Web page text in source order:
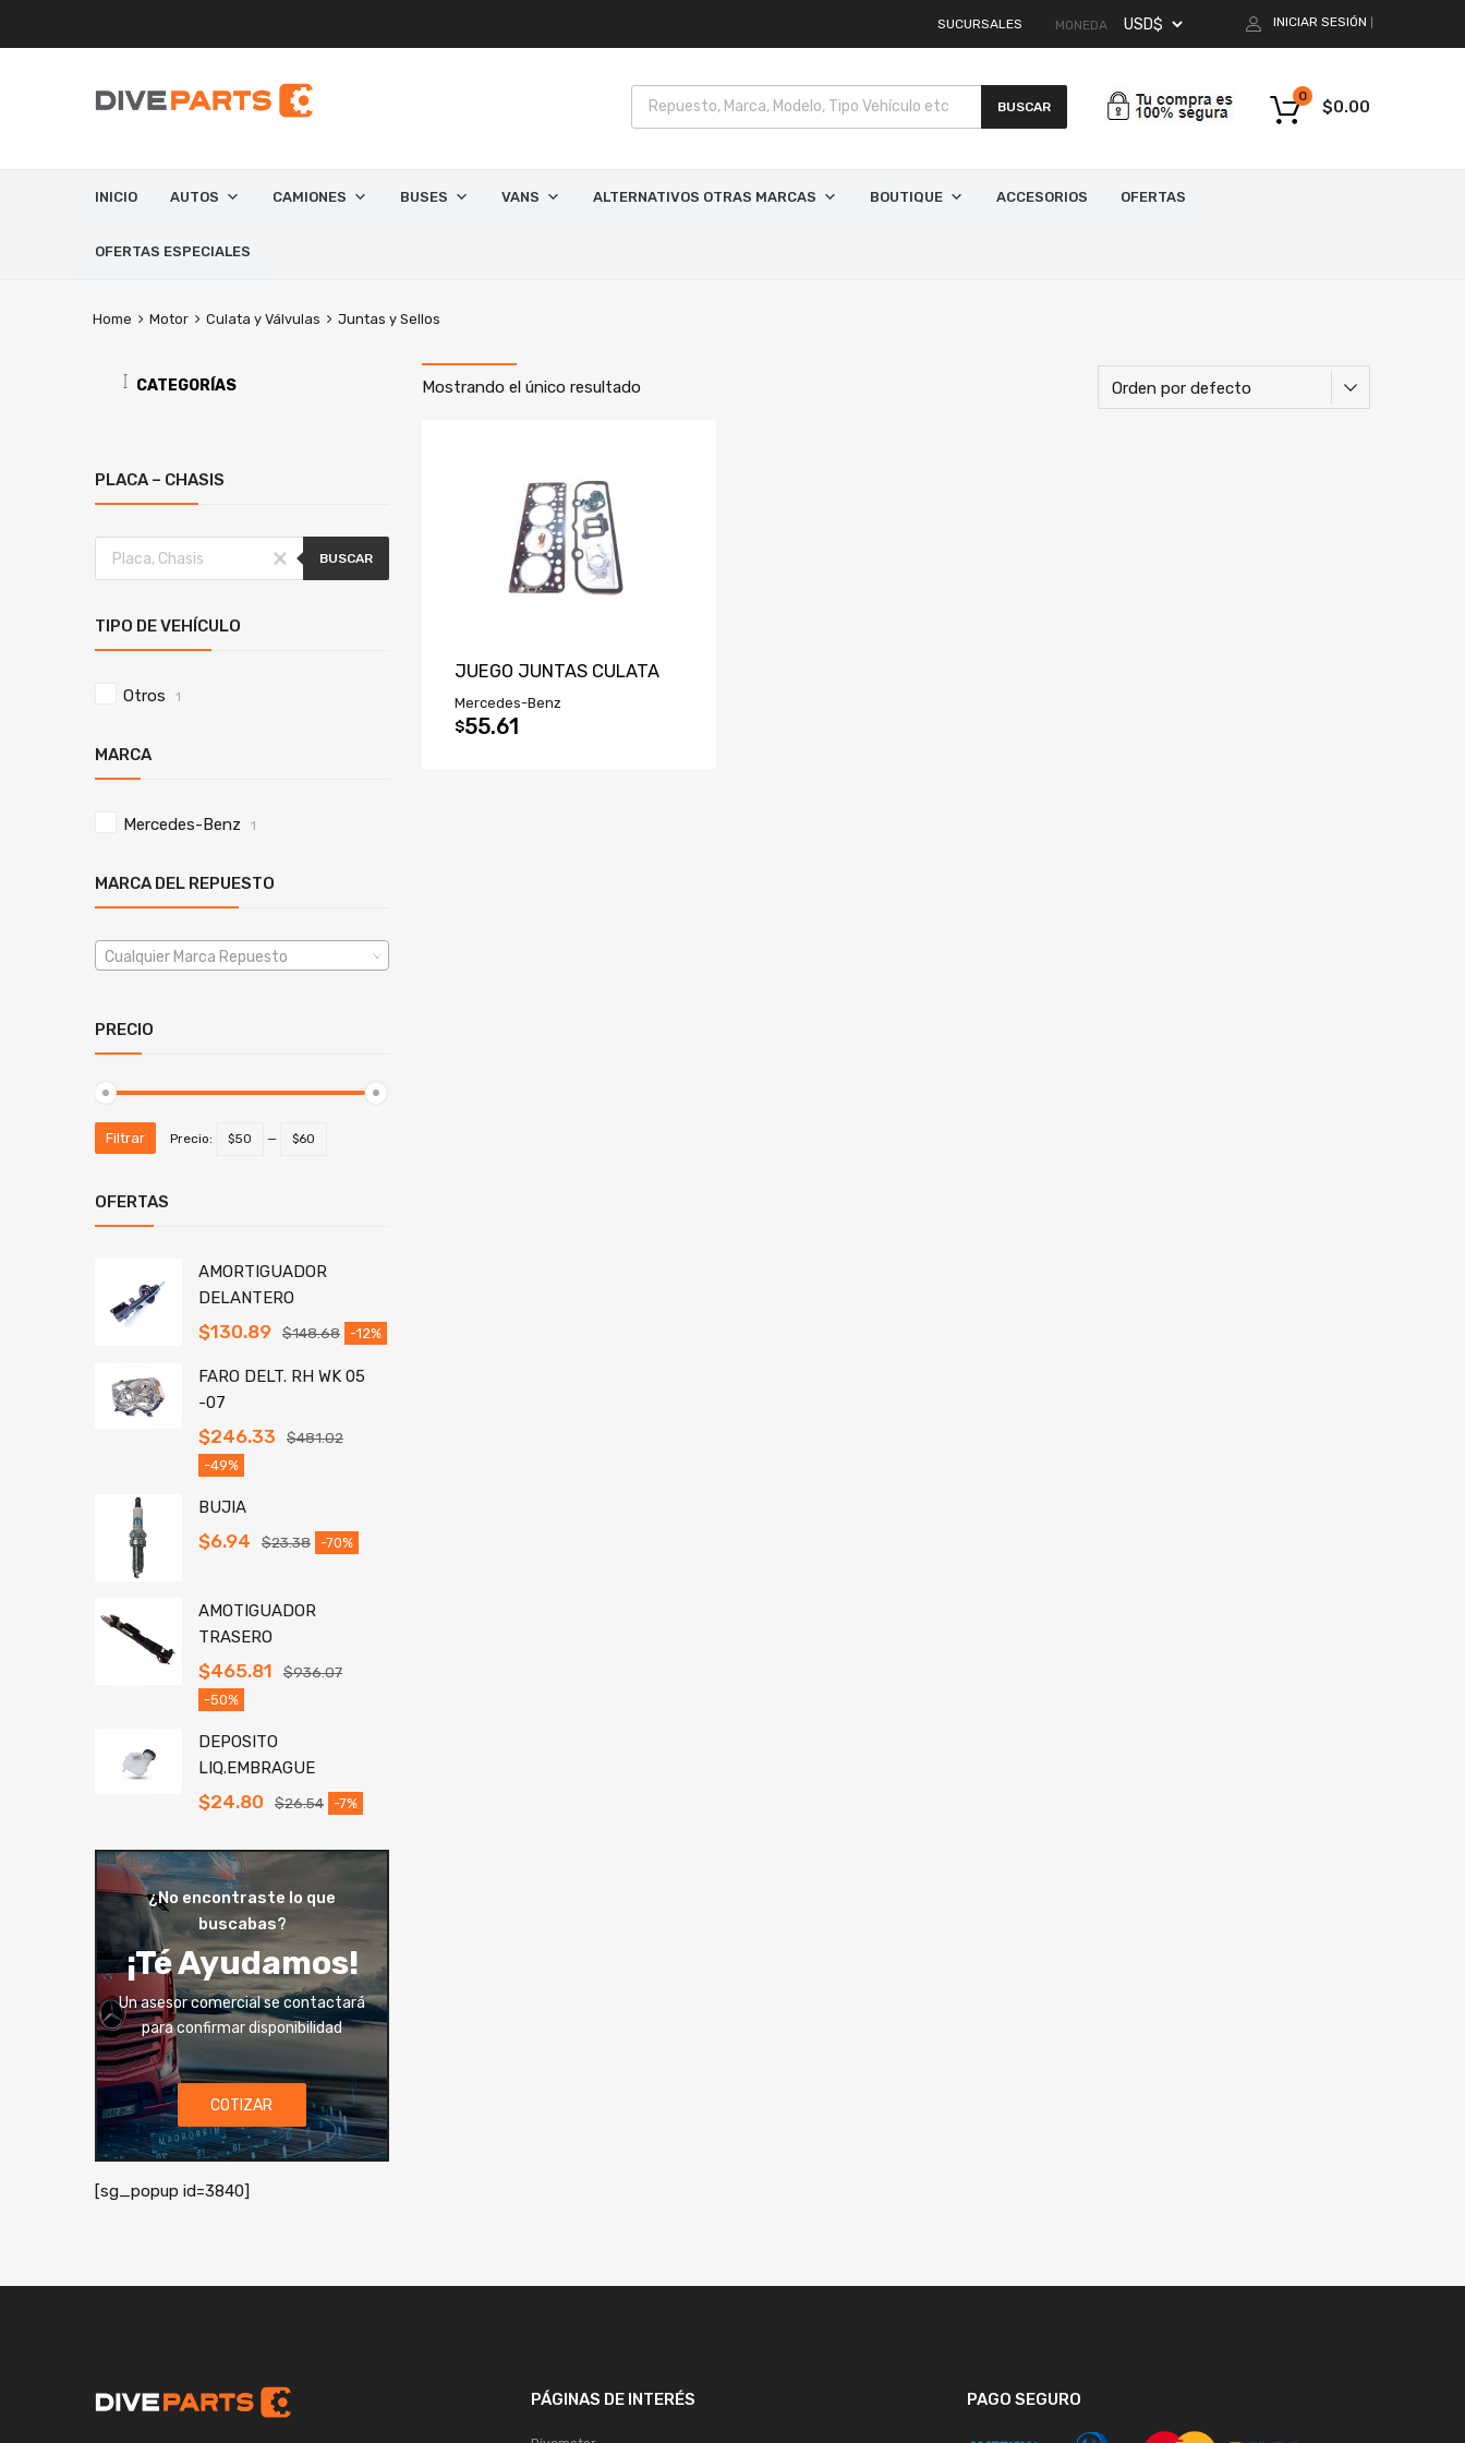
SUCURSALES MONEDA INICIAR SESIÓN
BUSCAR $0.00
0
INICIO AUTOS CAMIONES BUSES VANS ALTERNATIVOS OTRAS MARCAS BOUTIQUE ACCESORIOS OFERTAS
OFERTAS ESPECIALES
Home Motor Culata y Válvulas Juntas y Sellos
Mostrando el único resultado
JUEGO JUNTAS CULATA
Mercedes-Benz
$55.61
CATEGORÍAS
PLACA – CHASIS
BUSCAR
TIPO DE VEHÍCULO
Otros 1
MARCA
Mercedes-Benz 1
MARCA DEL REPUESTO
Cualquier Marca Repuesto
PRECIO
Filtrar Precio: $50 — $60
OFERTAS
AMORTIGUADOR
DELANTERO
$148.68
$130.89 -12%
FARO DELT. RH WK 05
-07
$481.02
$246.33
-49%
BUJIA
$23.38
$6.94 -70%
AMOTIGUADOR
TRASERO
$936.07
$465.81
-50%
DEPOSITO
LIQ.EMBRAGUE
$26.54
$24.80 -7%
¿No encontraste lo que
buscabas?
¡Té Ayudamos!
Un asesor comercial se contactará
para confirmar disponibilidad
COTIZAR
[sg_popup id=3840]
PÁGINAS DE INTERÉS PAGO SEGURO